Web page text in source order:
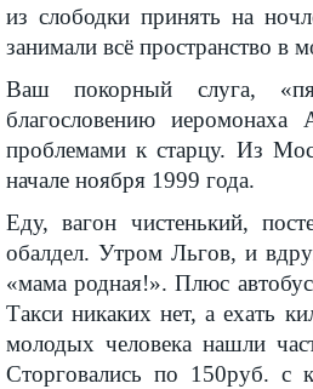
из слободки принять на
занимали всё пространство в
Ваш покорный слуга,
благословению
проблемами к старцу. Из
начале ноября 1999 года.
Еду, вагон чистенький,
обалдел. Утром Льгов, и
«мама родная!». Плюс
Такси никаких нет, а ехать
молодых человека нашли
Сторговались по 150руб. с